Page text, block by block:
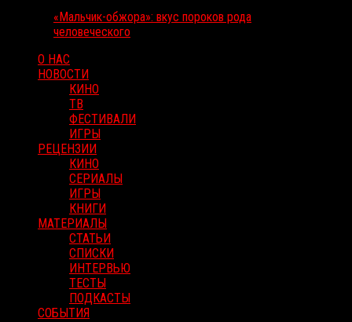
«Мальчик-обжора»: вкус пороков рода
человеческого
О НАС
НОВОСТИ
КИНО
ТВ
ФЕСТИВАЛИ
ИГРЫ
РЕЦЕНЗИИ
КИНО
СЕРИАЛЫ
ИГРЫ
КНИГИ
МАТЕРИАЛЫ
СТАТЬИ
СПИСКИ
ИНТЕРВЬЮ
ТЕСТЫ
ПОДКАСТЫ
СОБЫТИЯ